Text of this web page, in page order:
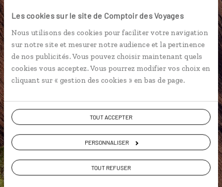
Les cookies sur le site de Comptoir des Voyages
Nous utilisons des cookies pour faciliter votre navigation
sur notre site et mesurer notre audience et la pertinence
de nos publicités. Vous pouvez choisir maintenant quels
cookies vous acceptez. Vous pourrez modifier vos choix en
cliquant sur « gestion des cookies » en bas de page.
TOUT ACCEPTER
PERSONNALISER
TOUT REFUSER
Mélanie,
spécialiste Australie
spécialistes
Ils sauront organiser votre itinéraire au plus
près de vos envies et de la réalité du pays.
Échangez en face à face ou depuis nos studios
connectés en agence, mais aussi par email ou
téléphone.